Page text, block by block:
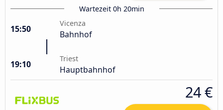
Wartezeit 0h 20min
15:50
Vicenza
Bahnhof
19:10
Triest
Hauptbahnhof
24 €